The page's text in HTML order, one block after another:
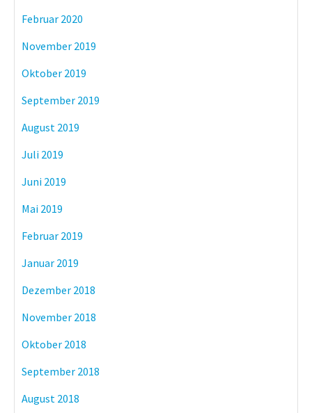
Februar 2020
November 2019
Oktober 2019
September 2019
August 2019
Juli 2019
Juni 2019
Mai 2019
Februar 2019
Januar 2019
Dezember 2018
November 2018
Oktober 2018
September 2018
August 2018